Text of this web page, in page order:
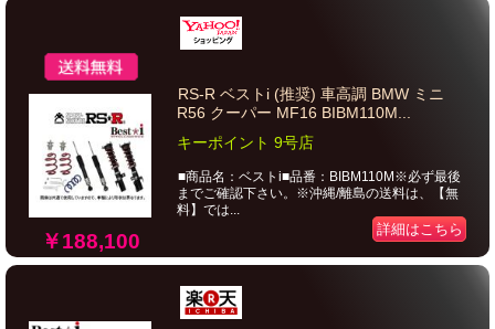
￥188,100
RS-R ベストi (推奨) 車高調 BMW ミニ
R56 クーパー MF16 BIBM110M...
キーポイント 9号店
■商品名：ベストi■品番：BIBM110M※必ず最後
までご確認下さい。※沖縄/離島の送料は、【無
料】では...
詳細はこちら